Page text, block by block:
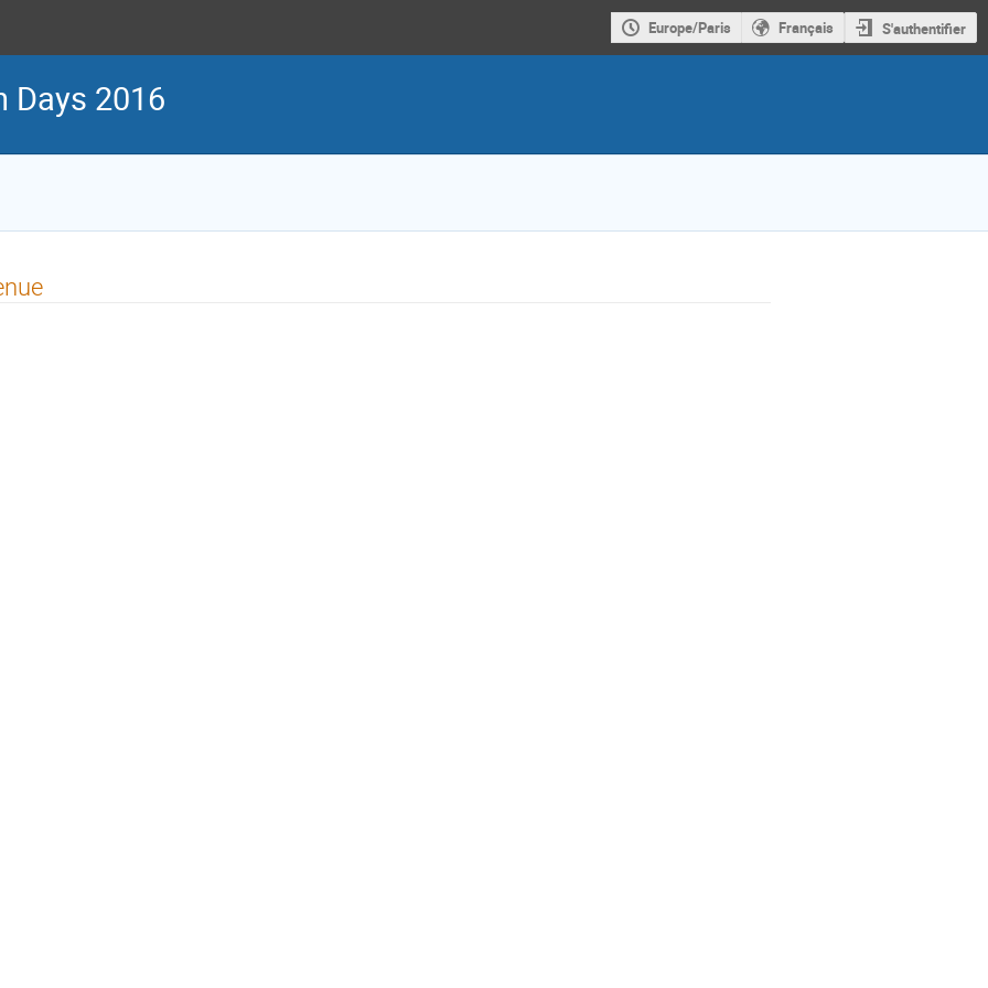
Europe/Paris Français S'authentifier
Days 2016